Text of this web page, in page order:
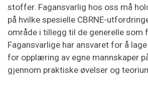
stoffer. Fagansvarlig hos oss må
på hvilke spesielle CBRNE-
område i tillegg til de generelle som
Fagansvarlige har ansvaret for å
for opplæring av egne mannskaper
gjennom praktiske øvelser og